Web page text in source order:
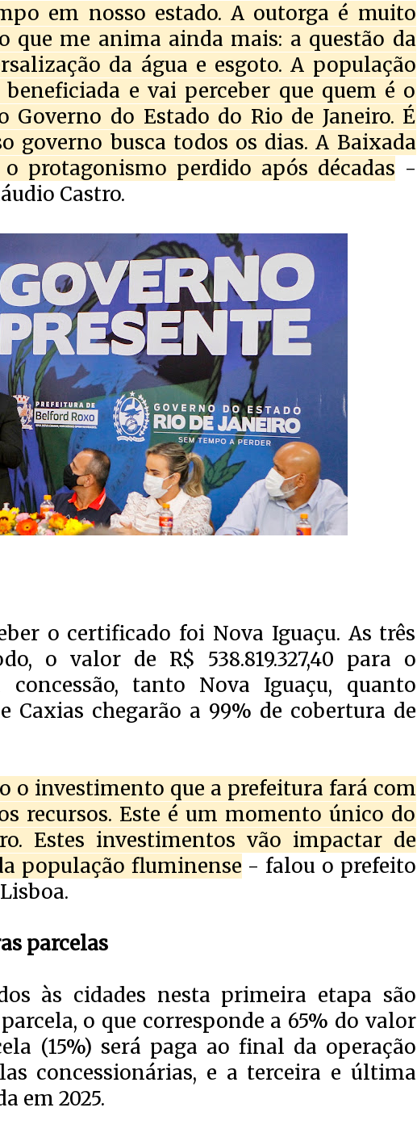
em nosso estado. A outorga é muito
que me anima ainda mais: a questão da
da água e esgoto. A população
e vai perceber que quem é o
Governo do Estado do Rio de Janeiro. É
governo busca todos os dias. A Baixada
protagonismo perdido após décadas -
Castro.
o certificado foi Nova Iguaçu. As três
o valor de R$ 538.819.327,40 para o
tanto Nova Iguaçu, quanto
Caxias chegarão a 99% de cobertura de
o investimento que a prefeitura fará com
recursos. Este é um momento único do
Estes investimentos vão impactar de
população fluminense - falou o prefeito
parcelas
às cidades nesta primeira etapa são
o que corresponde a 65% do valor
(15%) será paga ao final da operação
concessionárias, e a terceira e última
em 2025.